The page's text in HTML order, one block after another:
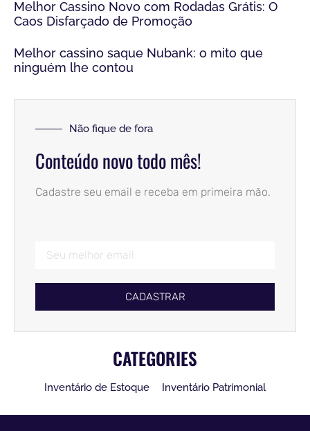
Melhor Cassino Novo com Rodadas Grátis: O
Caos Disfarçado de Promoção
Melhor cassino saque Nubank: o mito que
ninguém lhe contou
Não fique de fora
Conteúdo novo todo mês!
Cadastre seu email e receba em primeira mão.
CADASTRAR
CATEGORIES
Inventário de Estoque Inventário Patrimonial